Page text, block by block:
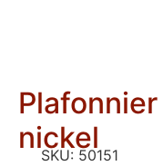
nickel
SKU: 50151